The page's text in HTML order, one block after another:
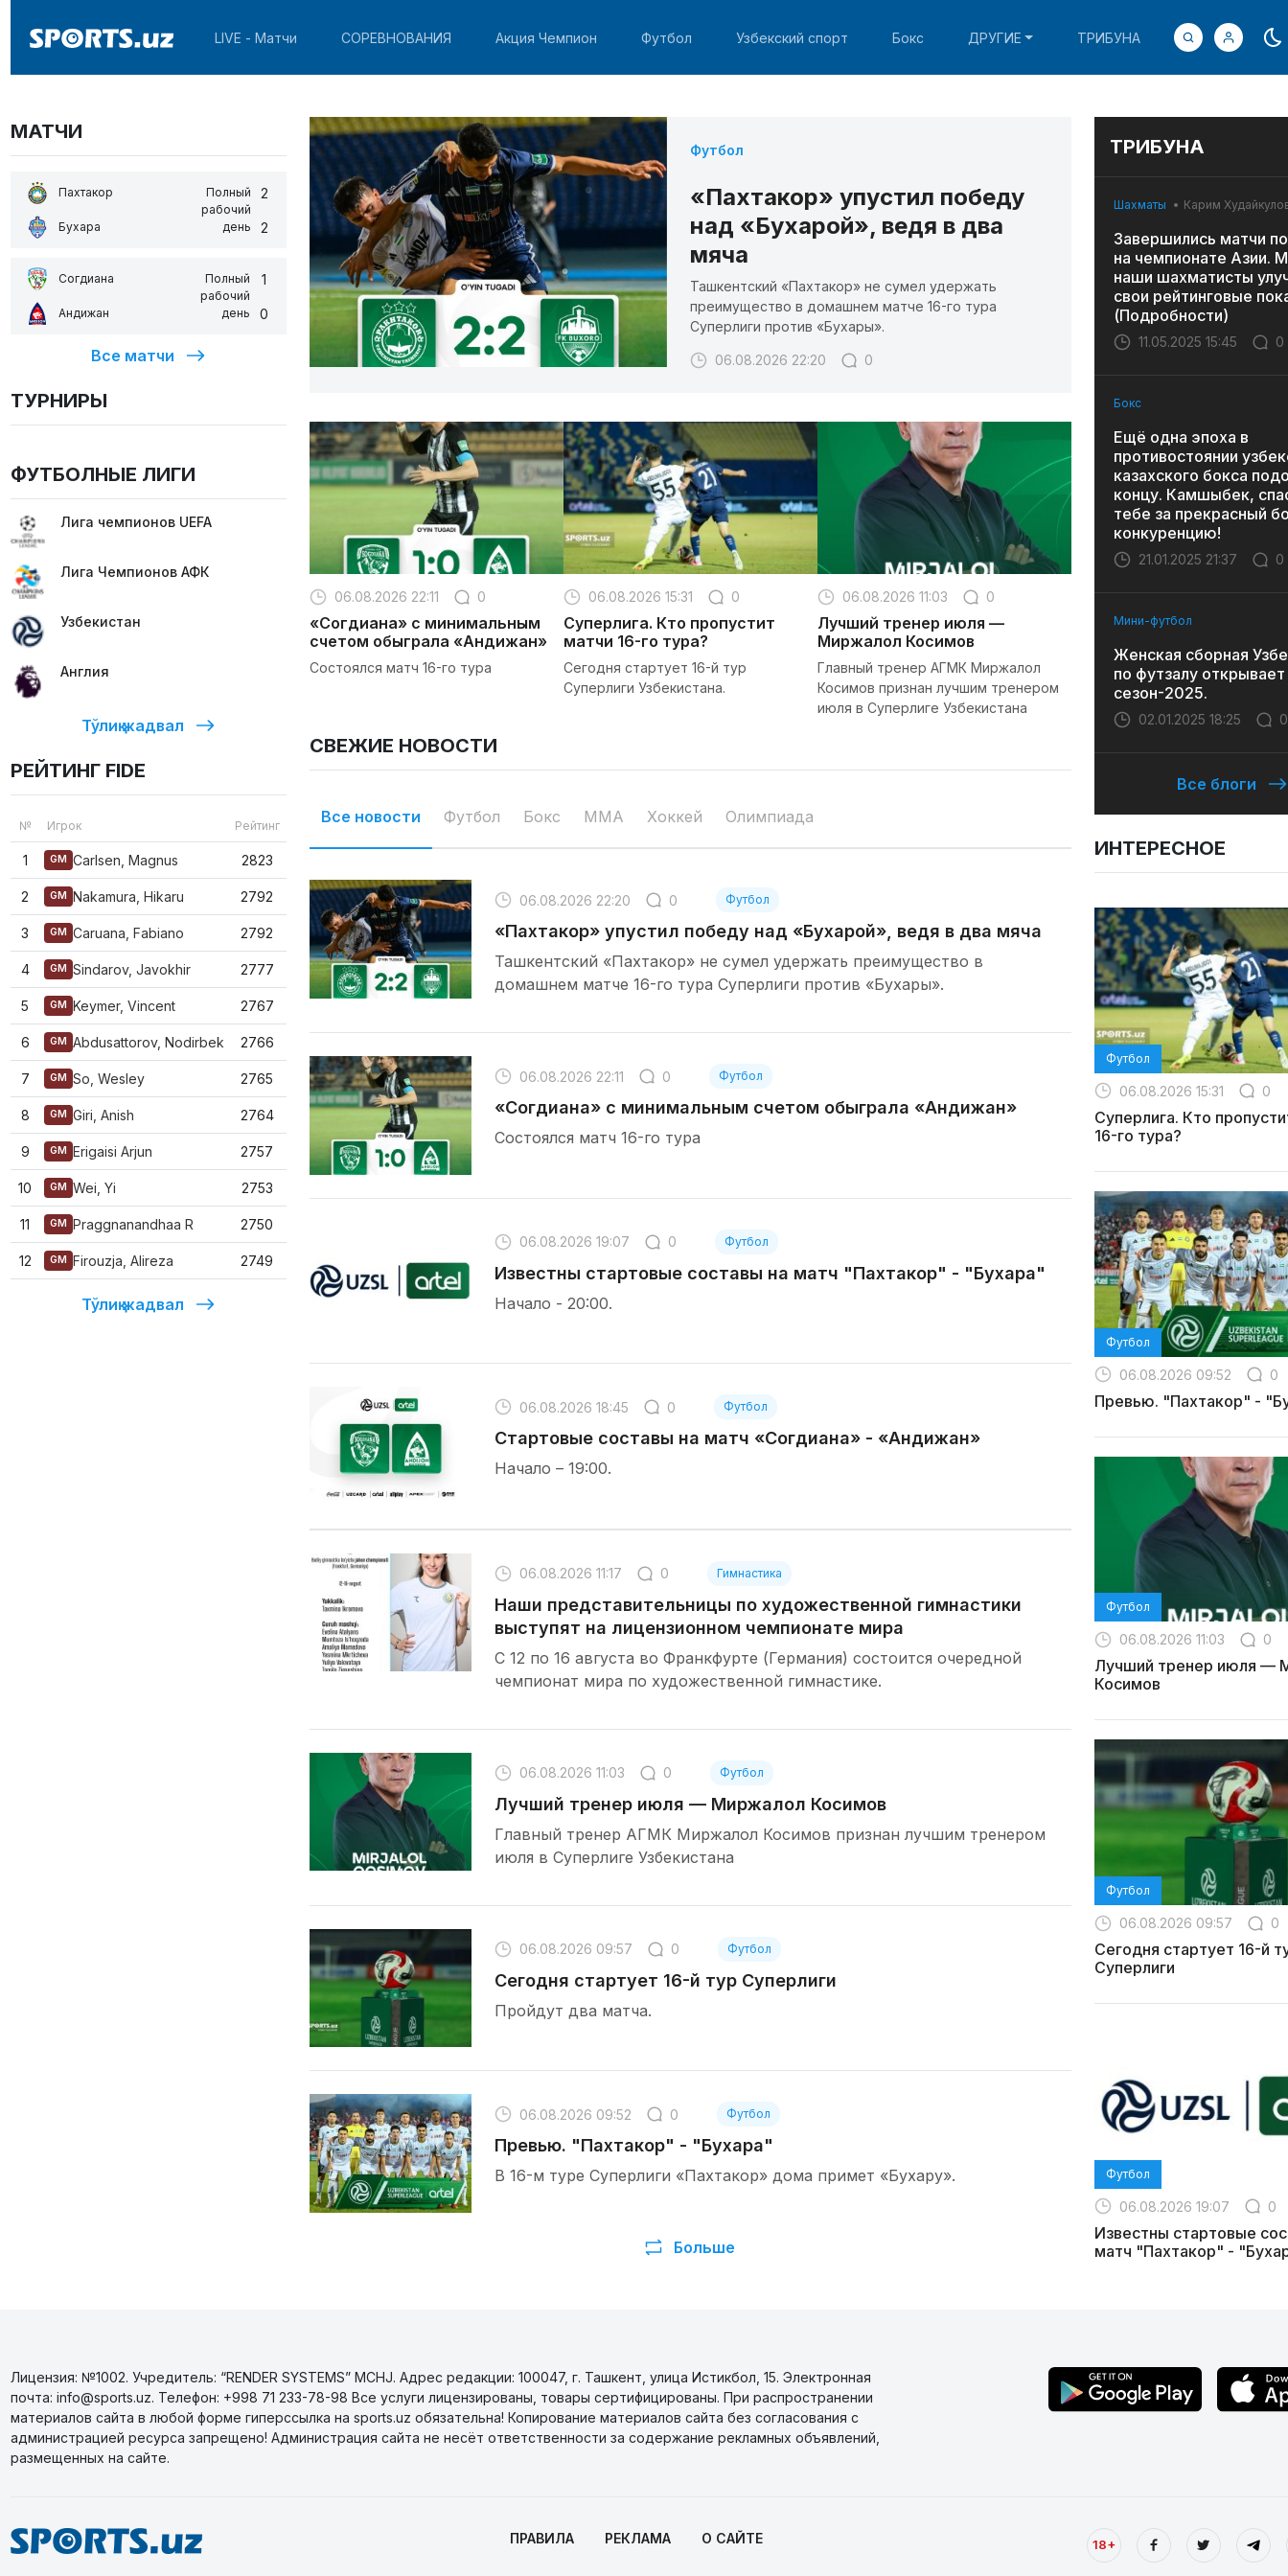
LIVE - Матчи СОРЕВНОВАНИЯ Акция Чемпион Футбол Узбекский спорт Бокс ДРУГИЕ ТРИБУНА
МАТЧИ
Пахтакор
Бухара
Полный
рабочий
день
2
2
Согдиана
Андижан
Полный
рабочий
день
1
0
Все матчи
ТУРНИРЫ
ФУТБОЛНЫЕ ЛИГИ
Лига чемпионов UEFA
Лига Чемпионов АФК
Узбекистан
Англия
Тўлиқ жадвал
РЕЙТИНГ FIDE
№ Игрок Рейтинг
1 GM Carlsen, Magnus 2823
2 GM Nakamura, Hikaru 2792
3 GM Caruana, Fabiano 2792
4 GM Sindarov, Javokhir 2777
5 GM Keymer, Vincent 2767
6 GM Abdusattorov, Nodirbek 2766
7 GM So, Wesley 2765
8 GM Giri, Anish 2764
9 GM Erigaisi Arjun 2757
10 GM Wei, Yi 2753
11 GM Praggnanandhaa R 2750
12 GM Firouzja, Alireza 2749
Тўлиқ жадвал
Футбол
«Пахтакор» упустил победу
над «Бухарой», ведя в два
мяча
Ташкентский «Пахтакор» не сумел удержать
преимущество в домашнем матче 16-го тура
Суперлиги против «Бухары».
06.08.2026 22:20 0
06.08.2026 22:11 0
«Согдиана» с минимальным
счетом обыграла «Андижан»
Состоялся матч 16-го тура
06.08.2026 15:31 0
Суперлига. Кто пропустит
матчи 16-го тура?
Сегодня стартует 16-й тур
Суперлиги Узбекистана.
06.08.2026 11:03 0
Лучший тренер июля —
Миржалол Косимов
Главный тренер АГМК Миржалол
Косимов признан лучшим тренером
июля в Суперлиге Узбекистана
СВЕЖИЕ НОВОСТИ
Все новости Футбол Бокс ММА Хоккей Олимпиада
06.08.2026 22:20 0 Футбол
«Пахтакор» упустил победу над «Бухарой», ведя в два мяча
Ташкентский «Пахтакор» не сумел удержать преимущество в
домашнем матче 16-го тура Суперлиги против «Бухары».
06.08.2026 22:11 0 Футбол
«Согдиана» с минимальным счетом обыграла «Андижан»
Состоялся матч 16-го тура
06.08.2026 19:07 0 Футбол
Известны стартовые составы на матч "Пахтакор" - "Бухара"
Начало - 20:00.
06.08.2026 18:45 0 Футбол
Стартовые составы на матч «Согдиана» - «Андижан»
Начало – 19:00.
06.08.2026 11:17 0 Гимнастика
Наши представительницы по художественной гимнастики
выступят на лицензионном чемпионате мира
С 12 по 16 августа во Франкфурте (Германия) состоится очередной
чемпионат мира по художественной гимнастике.
06.08.2026 11:03 0 Футбол
Лучший тренер июля — Миржалол Косимов
Главный тренер АГМК Миржалол Косимов признан лучшим тренером
июля в Суперлиге Узбекистана
06.08.2026 09:57 0 Футбол
Сегодня стартует 16-й тур Суперлиги
Пройдут два матча.
06.08.2026 09:52 0 Футбол
Превью. "Пахтакор" - "Бухара"
В 16-м туре Суперлиги «Пахтакор» дома примет «Бухару».
Больше
ТРИБУНА
Шахматы Карим
Завершились матчи
на чемпионате Азии.
наши шахматисты
свои рейтинговые
(Подробности)
11.05.2025 15:45 0
Бокс
Ещё одна эпоха в
противостоянии
казахского бокса
концу. Камшыбек,
тебе за прекрасный
конкуренцию!
21.01.2025 21:37 0
Мини-футбол
Женская сборная
по футзалу открывает
сезон-2025.
02.01.2025 18:25 0
Все блоги
ИНТЕРЕСНОЕ
Футбол
06.08.2026 15:31 0
Суперлига. Кто
16-го тура?
Футбол
06.08.2026 09:52 0
Превью. "Пахтакор" -
Футбол
06.08.2026 11:03 0
Лучший тренер июля —
Косимов
Футбол
06.08.2026 09:57 0
Сегодня стартует 16-й
Суперлиги
Футбол
06.08.2026 19:07 0
Известны стартовые
матч "Пахтакор" -
Лицензия: №1002. Учредитель: “RENDER SYSTEMS” MCHJ. Адрес редакции: 100047, г. Ташкент, улица Истикбол, 15. Электронная
почта: info@sports.uz. Телефон: +998 71 233-78-98 Все услуги лицензированы, товары сертифицированы. При распространении
материалов сайта в любой форме гиперссылка на sports.uz обязательна! Копирование материалов сайта без согласования с
администрацией ресурса запрещено! Администрация сайта не несёт ответственности за содержание рекламных объявлений,
размещенных на сайте.
ПРАВИЛА РЕКЛАМА О САЙТЕ 18+